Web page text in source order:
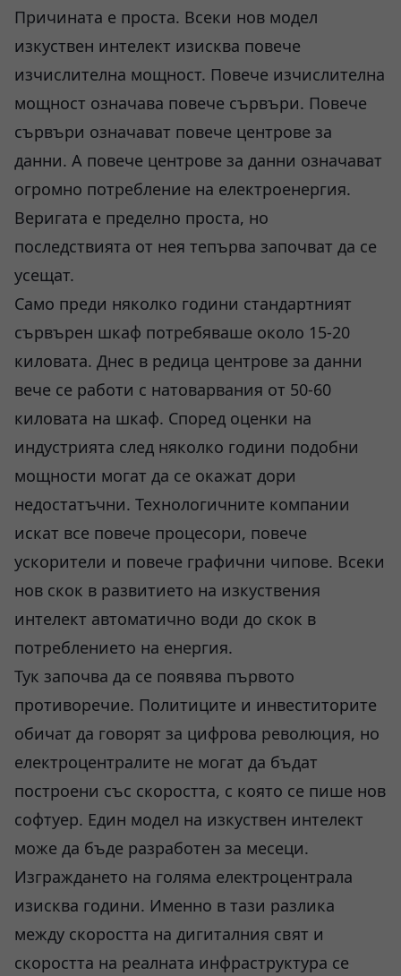
Причината е проста. Всеки нов модел
изкуствен интелект изисква повече
изчислителна мощност. Повече изчислителна
мощност означава повече сървъри. Повече
сървъри означават повече центрове за
данни. А повече центрове за данни означават
огромно потребление на електроенергия.
Веригата е пределно проста, но
последствията от нея тепърва започват да се
усещат.
Само преди няколко години стандартният
сървърен шкаф потребяваше около 15-20
киловата. Днес в редица центрове за данни
вече се работи с натоварвания от 50-60
киловата на шкаф. Според оценки на
индустрията след няколко години подобни
мощности могат да се окажат дори
недостатъчни. Технологичните компании
искат все повече процесори, повече
ускорители и повече графични чипове. Всеки
нов скок в развитието на изкуствения
интелект автоматично води до скок в
потреблението на енергия.
Тук започва да се появява първото
противоречие. Политиците и инвеститорите
обичат да говорят за цифрова революция, но
електроцентралите не могат да бъдат
построени със скоростта, с която се пише нов
софтуер. Един модел на изкуствен интелект
може да бъде разработен за месеци.
Изграждането на голяма електроцентрала
изисква години. Именно в тази разлика
между скоростта на дигиталния свят и
скоростта на реалната инфраструктура се